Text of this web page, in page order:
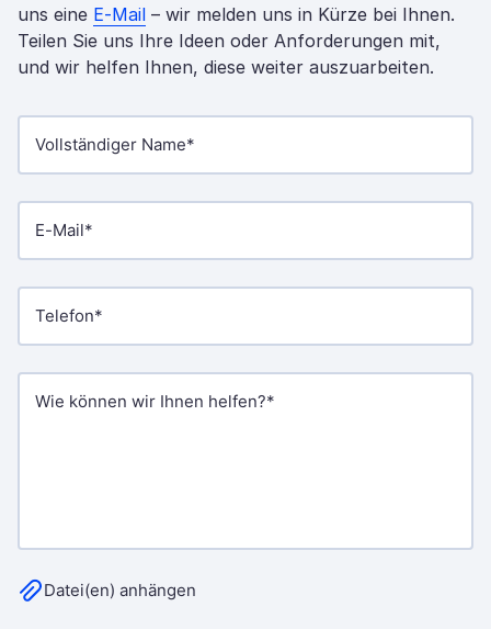
uns eine E-Mail – wir melden uns in Kürze bei Ihnen.
Teilen Sie uns Ihre Ideen oder Anforderungen mit,
und wir helfen Ihnen, diese weiter auszuarbeiten.